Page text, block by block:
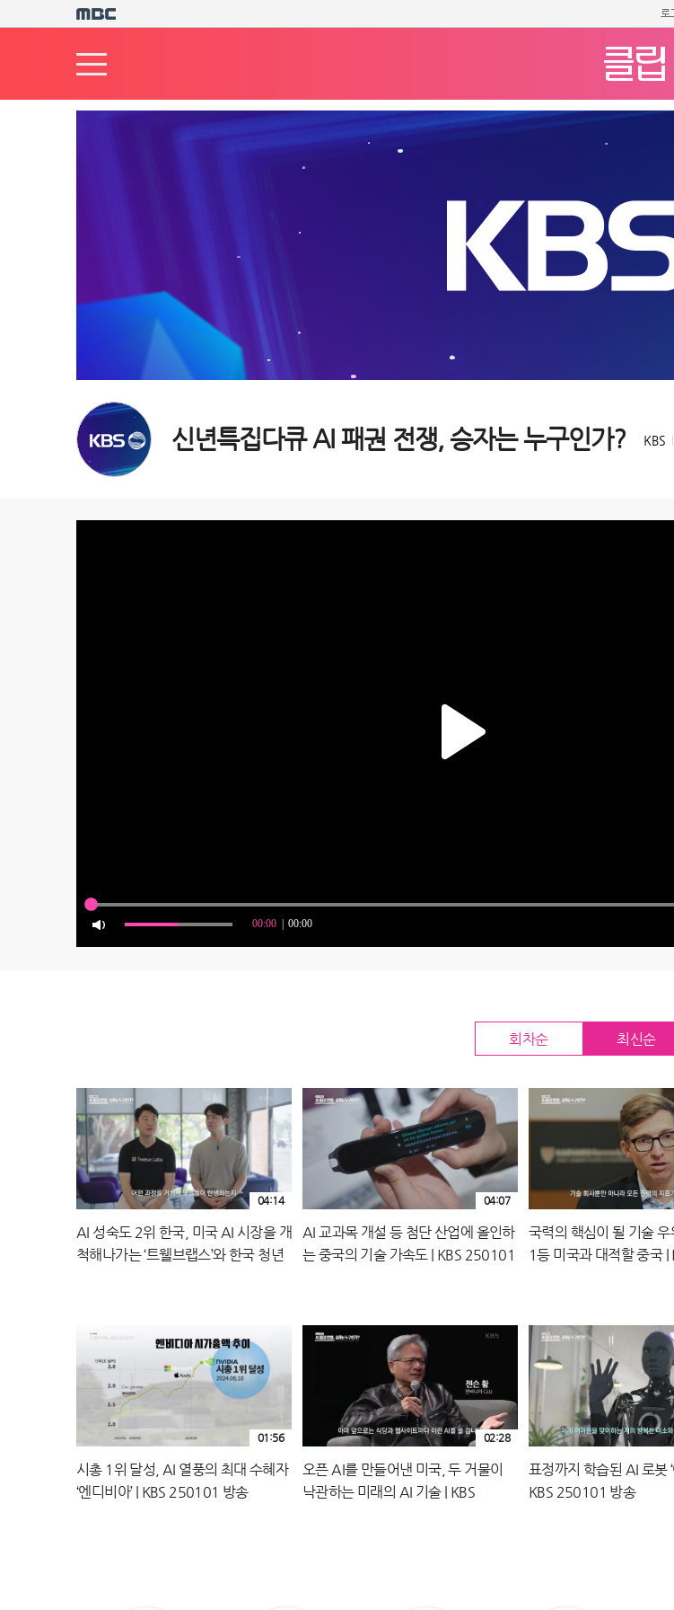
로
신년특집다큐 AI 패권 전쟁, 승자는 누구인가? KBS
회차순 최신순
AI 성숙도 2위 한국, 미국 AI 시장을 개
척해나가는 ‘트웰브랩스’와 한국 청년
04:14
AI 교과목 개설 등 첨단 산업에 올인하
는 중국의 기술 가속도 | KBS 250101
04:07
국력의 핵심이 될 기술
1등 미국과 대적할 중국 |
시총 1위 달성, AI 열풍의 최대 수혜자
‘엔디비아’ | KBS 250101 방송
01:56
오픈 AI를 만들어낸 미국, 두 거물이
낙관하는 미래의 AI 기술 | KBS
02:28
표정까지 학습된 AI 로봇 ‘
KBS 250101 방송